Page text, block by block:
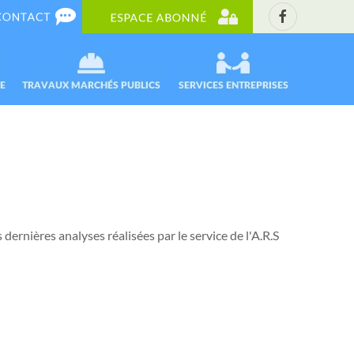
analyses réalisées par le service de l'A.R.S